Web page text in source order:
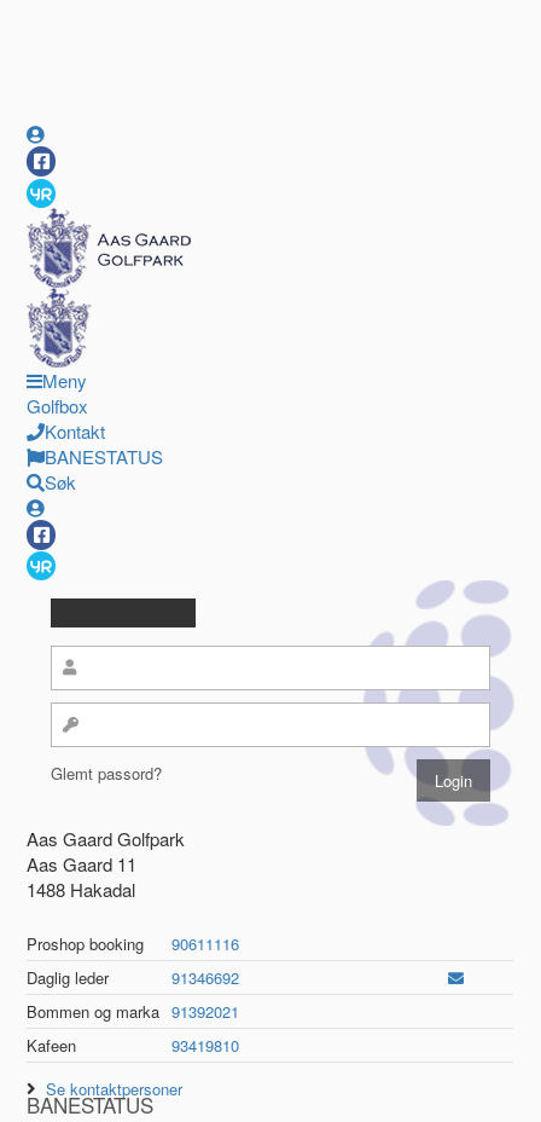
Meny
Golfbox
Kontakt
BANESTATUS
Søk
Glemt passord?
Aas Gaard Golfpark
Aas Gaard 11
1488 Hakadal
Proshop booking
90611116
Daglig leder
91346692
Bommen og marka 91392021
Kafeen
93419810
Se kontaktpersoner
BANESTATUS